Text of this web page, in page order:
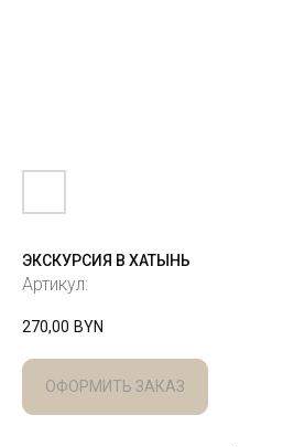
ЭКСКУРСИЯ В ХАТЫНЬ
Артикул:
270,00 BYN
ОФОРМИТЬ ЗАКАЗ